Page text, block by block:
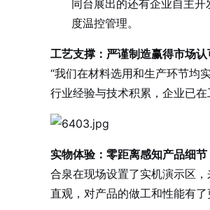
同台展出的还有企业自主
度温控管理。
工艺支撑：严谨制造赢得市场认
“我们在材料选用和生产环节均
行业经验与技术积累，企业已
实物体验：零距离感知产品细节
合泉在现场设置了实机演示区
直观，对产品的做工和性能有